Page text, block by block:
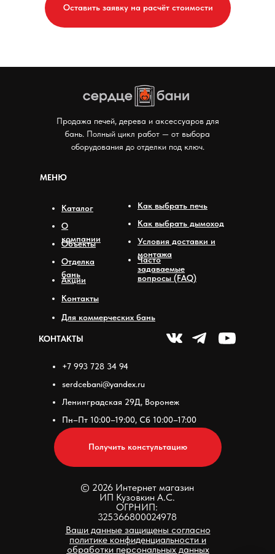
Оставить заявку на расчёт стоимости
Продажа печей, дерева и аксессуаров для
бань. Полный цикл работ — от выбора
оборудования до отделки под ключ.
Мы в соцсетях:
Каталог
О
компании
Объекты
Отделка
бань
Акции
Как выбрать печь
Как выбрать дымоход
Условия доставки и
монтажа
Часто
задаваемые
вопросы (FAQ)
+7 993 728 34 94
serdcebani@yandex.ru
Ленинградская 29Д, Воронеж
Пн–Пт 10:00–19:00, Сб 10:00–17:00
МЕНЮ
КОНТАКТЫ
Для коммерческих бань
Контакты
© 2026 Интернет магазин
ИП Кузовкин А.С.
ОГРНИП:
325366800024978
Ваши данные защищены согласно
политике конфиденциальности и
обработки персональных данных
Получить констультацию